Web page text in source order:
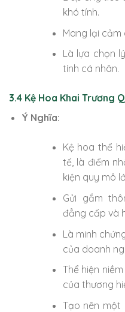
khó tính.
Mang lại cảm
Là lựa chọn
tính cá nhân.
3.4 Kệ Hoa Khai Trương
Ý Nghĩa:
Kệ hoa thể
tế, là điểm
kiện quy mô
Gửi gắm
đẳng cấp và
Là minh
của doanh
Thể hiện
của thương
Tạo nên